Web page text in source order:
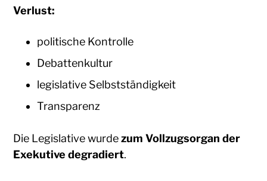
Verlust:
politische Kontrolle
Debattenkultur
legislative Selbstständigkeit
Transparenz
Die Legislative wurdezum Vollzugsorgan der
Exekutive degradiert.